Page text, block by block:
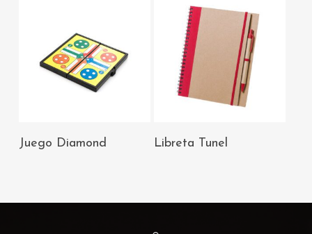
AÑADIR AL
Juego Diamond
AÑADIR AL
Libreta Tunel